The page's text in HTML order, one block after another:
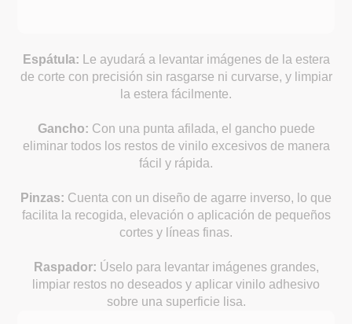
Espátula: Le ayudará a levantar imágenes de la estera
de corte con precisión sin rasgarse ni curvarse, y limpiar
la estera fácilmente.
Gancho: Con una punta afilada, el gancho puede
eliminar todos los restos de vinilo excesivos de manera
fácil y rápida.
Pinzas: Cuenta con un diseño de agarre inverso, lo que
facilita la recogida, elevación o aplicación de pequeños
cortes y líneas finas.
Raspador: Úselo para levantar imágenes grandes,
limpiar restos no deseados y aplicar vinilo adhesivo
sobre una superficie lisa.